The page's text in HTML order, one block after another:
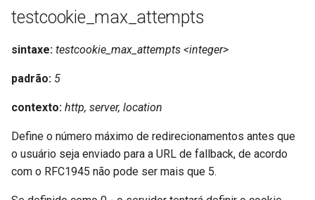
signal
smtp
testcookie_max_attempts
sintaxe: testcookie_max_attempts <integer>
padrão: 5
contexto: http, server, location
Define o número máximo de redirecionamentos antes que
o usuário seja enviado para a URL de fallback, de acordo
com o RFC1945 não pode ser mais que 5.